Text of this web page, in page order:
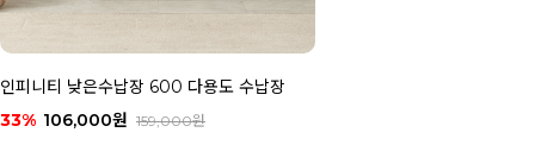
인피니티 낮은수납장 600 다용도 수납장
33% 106,000원 159,000원